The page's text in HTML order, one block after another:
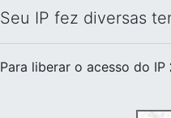
Seu IP fez diversas
Para liberar o acesso do IP